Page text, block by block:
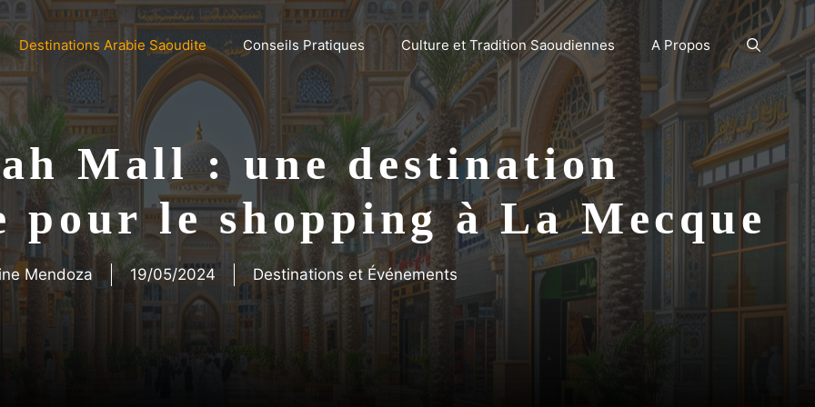
Destinations Arabie Saoudite Conseils Pratiques Culture et Tradition Saoudiennes A Propos
Mall : une destination
le shopping à La Mecque
Mendoza 19/05/2024 Destinations et Événements